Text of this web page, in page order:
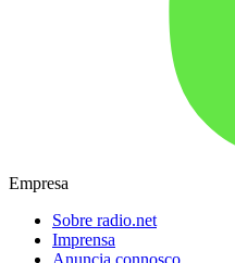
Empresa
Sobre radio.net
Imprensa
Anuncia connosco